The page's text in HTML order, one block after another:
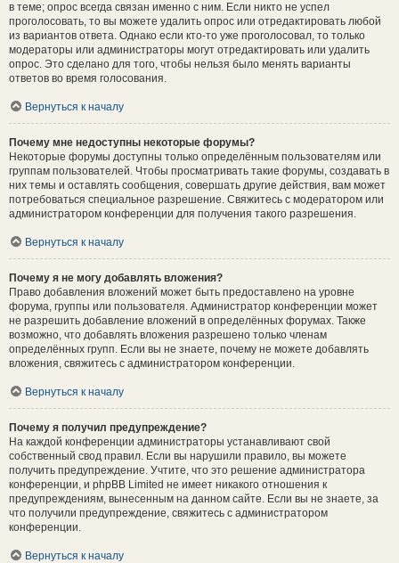
в теме; опрос всегда связан именно с ним. Если никто не успел
проголосовать, то вы можете удалить опрос или отредактировать любой
из вариантов ответа. Однако если кто-то уже проголосовал, то только
модераторы или администраторы могут отредактировать или удалить
опрос. Это сделано для того, чтобы нельзя было менять варианты
ответов во время голосования.
Вернуться к началу
Почему мне недоступны некоторые форумы?
Некоторые форумы доступны только определённым пользователям или
группам пользователей. Чтобы просматривать такие форумы, создавать в
них темы и оставлять сообщения, совершать другие действия, вам может
потребоваться специальное разрешение. Свяжитесь с модератором или
администратором конференции для получения такого разрешения.
Вернуться к началу
Почему я не могу добавлять вложения?
Право добавления вложений может быть предоставлено на уровне
форума, группы или пользователя. Администратор конференции может
не разрешить добавление вложений в определённых форумах. Также
возможно, что добавлять вложения разрешено только членам
определённых групп. Если вы не знаете, почему не можете добавлять
вложения, свяжитесь с администратором конференции.
Вернуться к началу
Почему я получил предупреждение?
На каждой конференции администраторы устанавливают свой
собственный свод правил. Если вы нарушили правило, вы можете
получить предупреждение. Учтите, что это решение администратора
конференции, и phpBB Limited не имеет никакого отношения к
предупреждениям, вынесенным на данном сайте. Если вы не знаете, за
что получили предупреждение, свяжитесь с администратором
конференции.
Вернуться к началу